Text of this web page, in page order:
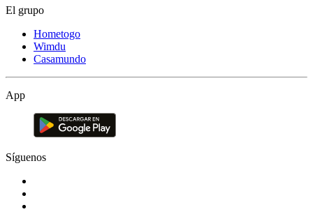
El grupo
Hometogo
Wimdu
Casamundo
App
Síguenos